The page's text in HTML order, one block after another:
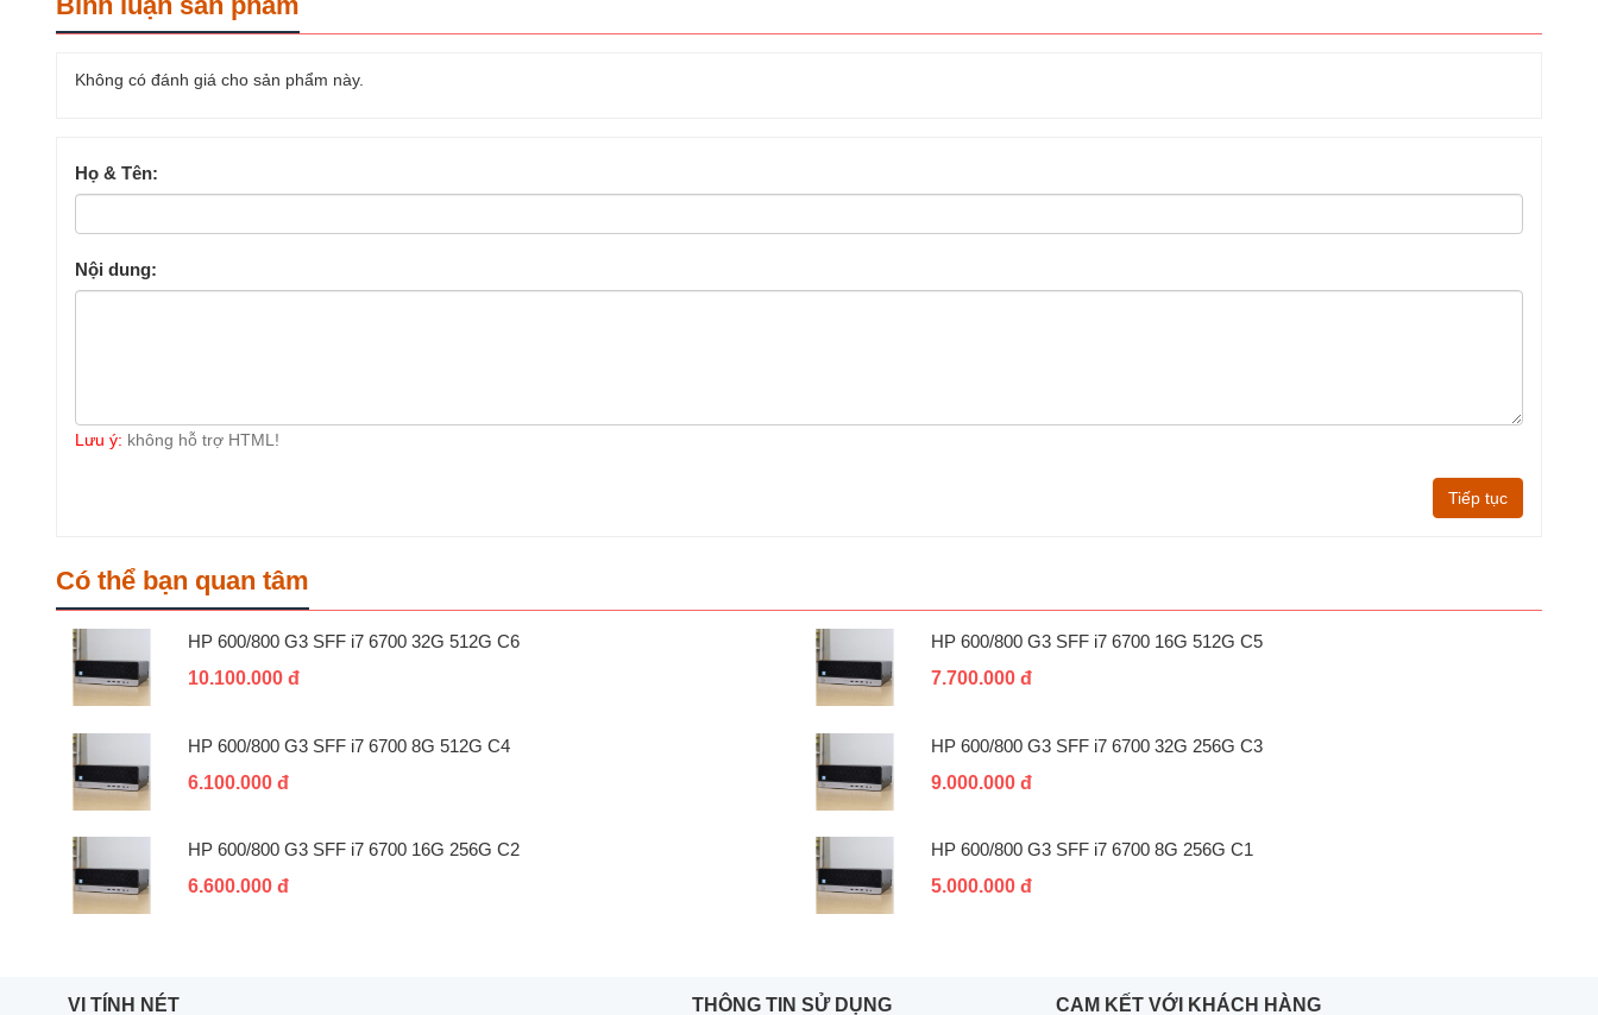
Không có đánh giá cho sản phẩm này.
Họ & Tên:
Nội dung:
Lưu ý: không hỗ trợ HTML!
Tiếp tục
Có thể bạn quan tâm
HP 600/800 G3 SFF i7 6700 32G 512G C6
10.100.000 đ
HP 600/800 G3 SFF i7 6700 16G 512G C5
7.700.000 đ
HP 600/800 G3 SFF i7 6700 8G 512G C4
6.100.000 đ
HP 600/800 G3 SFF i7 6700 32G 256G C3
9.000.000 đ
HP 600/800 G3 SFF i7 6700 16G 256G C2
6.600.000 đ
HP 600/800 G3 SFF i7 6700 8G 256G C1
5.000.000 đ
VI TÍNH NÉT THÔNG TIN SỬ DỤNG CAM KẾT VỚI KHÁCH HÀNG